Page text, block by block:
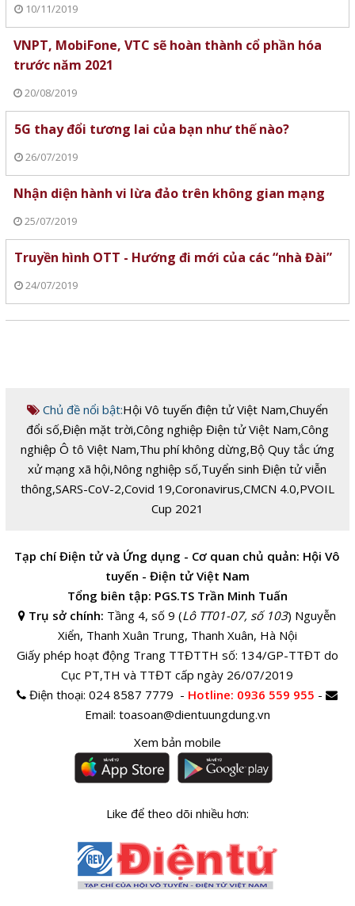
10/11/2019
VNPT, MobiFone, VTC sẽ hoàn thành cổ phần hóa
trước năm 2021
20/08/2019
5G thay đổi tương lai của bạn như thế nào?
26/07/2019
Nhận diện hành vi lừa đảo trên không gian mạng
25/07/2019
Truyền hình OTT - Hướng đi mới của các “nhà Đài”
24/07/2019
Chủ đề nổi bật:Hội Vô tuyến điện tử Việt Nam,Chuyển
đổi số,Điện mặt trời,Công nghiệp Điện tử Việt Nam,Công
nghiệp Ô tô Việt Nam,Thu phí không dừng,Bộ Quy tắc ứng
xử mạng xã hội,Nông nghiệp số,Tuyển sinh Điện tử viễn
thông,SARS-CoV-2,Covid 19,Coronavirus,CMCN 4.0,PVOIL
Cup 2021
Tạp chí Điện tử và Ứng dụng - Cơ quan chủ quản: Hội Vô
tuyến - Điện tử Việt Nam
Tổng biên tập: PGS.TS Trần Minh Tuấn
Trụ sở chính: Tầng 4, số 9 (Lô TT01-07, số 103) Nguyễn
Xiển, Thanh Xuân Trung, Thanh Xuân, Hà Nội
Giấy phép hoạt động Trang TTĐTTH số: 134/GP-TTĐT do
Cục PT,TH và TTĐT cấp ngày 26/07/2019
Điện thoại:024 8587 7779 - Hotline: 0936 559 955 -
Email: toasoan@dientuungdung.vn
Xem bản mobile
Like để theo dõi nhiều hơn: